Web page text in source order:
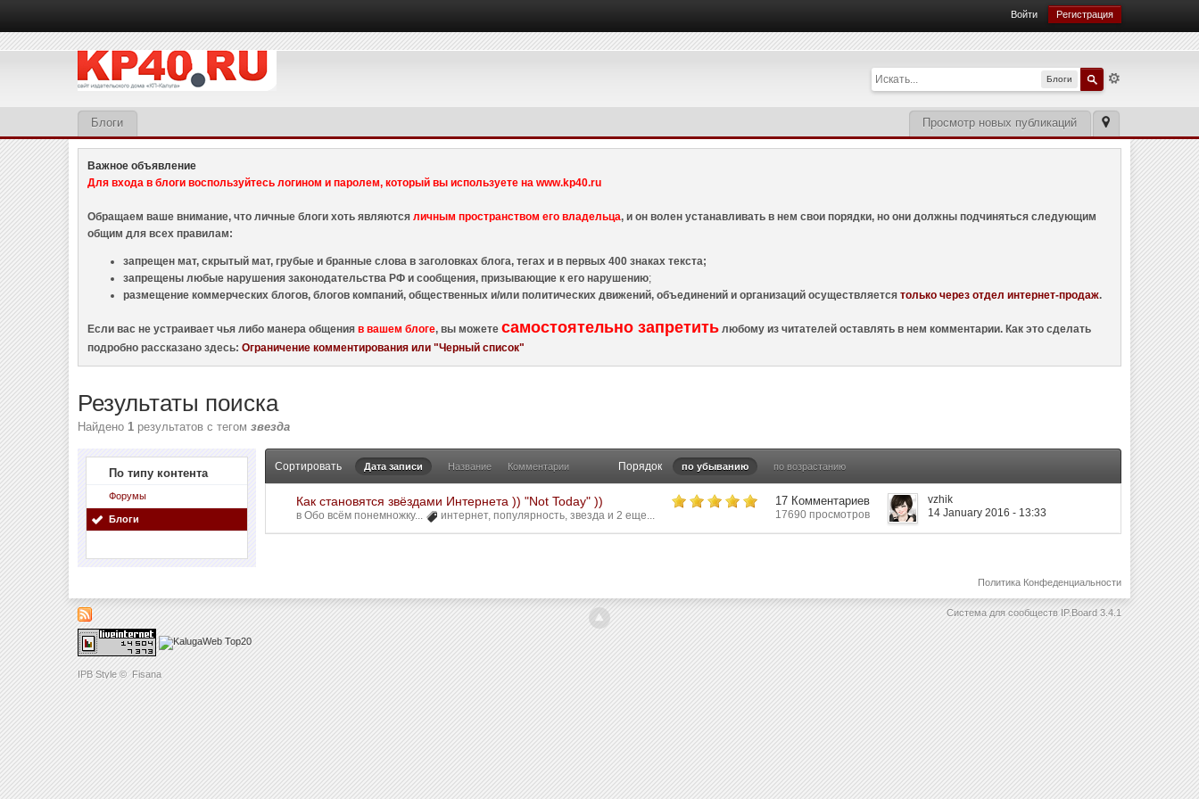
IPB Style © Fisana
Войти Регистрация
Блоги
Просмотр новых публикаций
Блоги
Важное объявление
Для входа в блоги воспользуйтесь логином и паролем, который вы используете на www.kp40.ru
Обращаем ваше внимание, что личные блоги хоть являютсяличным пространством его владельца, и он волен устанавливать в нем свои порядки, но они должны подчиняться следующим
общим для всех правилам:
запрещен мат, скрытый мат, грубые и бранные слова в заголовках блога, тегах и в первых 400 знаках текста;
запрещены любые нарушения законодательства РФ и сообщения, призывающие к его нарушению;
размещение коммерческих блогов, блогов компаний, общественных и/или политических движений, объединений и организаций осуществляетсятолько через отдел интернет-продаж.
Если вас не устраивает чья либо манера общенияв вашем блоге, вы можетесамостоятельно запретить любому из читателей оставлять в нем комментарии. Как это сделать
подробно рассказано здесь:Ограничение комментирования или "Черный список"
Результаты поиска
Найдено1 результатов с тегомзвезда
По типу контента
Форумы
Блоги
Сортировать Дата записи Название Комментарии Порядок по убыванию по возрастанию
Как становятся звёздами Интернета )) "Not Today" ))
вОбо всём понемножку... интернет,популярность,звезда и 2 еще...
17 Комментариев
17690 просмотров
vzhik
14 January 2016 - 13:33
Политика Конфеденциальности
Система для сообществ IP.Board 3.4.1